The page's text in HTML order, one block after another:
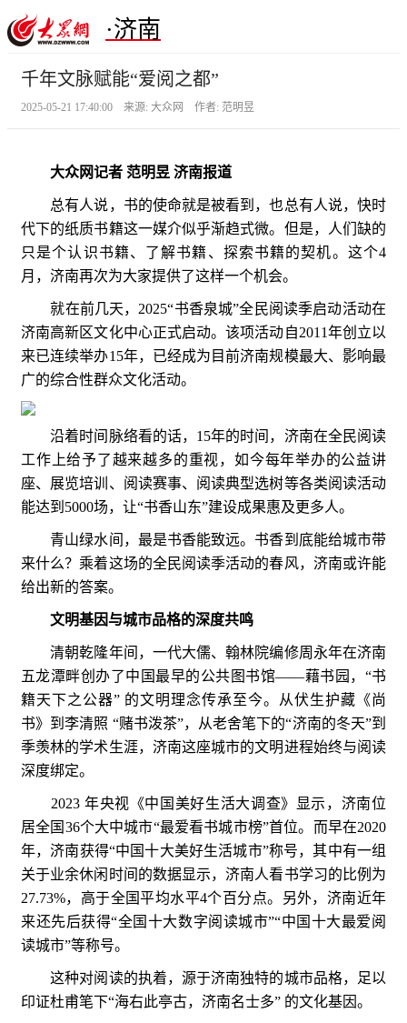
·济南
千年文脉赋能“爱阅之都”
2025-05-21 17:40:00 来源: 大众网 作者: 范明昱
大众网记者 范明昱 济南报道
总有人说，书的使命就是被看到，也总有人说，快时
代下的纸质书籍这一媒介似乎渐趋式微。但是，人们缺的
只是个认识书籍、了解书籍、探索书籍的契机。这个4
月，济南再次为大家提供了这样一个机会。
就在前几天，2025“书香泉城”全民阅读季启动活动在
济南高新区文化中心正式启动。该项活动自2011年创立以
来已连续举办15年，已经成为目前济南规模最大、影响最
广的综合性群众文化活动。
沿着时间脉络看的话，15年的时间，济南在全民阅读
工作上给予了越来越多的重视，如今每年举办的公益讲
座、展览培训、阅读赛事、阅读典型选树等各类阅读活动
能达到5000场，让“书香山东”建设成果惠及更多人。
青山绿水间，最是书香能致远。书香到底能给城市带
来什么？乘着这场的全民阅读季活动的春风，济南或许能
给出新的答案。
文明基因与城市品格的深度共鸣
清朝乾隆年间，一代大儒、翰林院编修周永年在济南
五龙潭畔创办了中国最早的公共图书馆——藉书园，“书
籍天下之公器” 的文明理念传承至今。从伏生护藏《尚
书》到李清照 “赌书泼茶”，从老舍笔下的“济南的冬天”到
季羡林的学术生涯，济南这座城市的文明进程始终与阅读
深度绑定。
2023 年央视《中国美好生活大调查》显示，济南位
居全国36个大中城市“最爱看书城市榜”首位。而早在2020
年，济南获得“中国十大美好生活城市”称号，其中有一组
关于业余休闲时间的数据显示，济南人看书学习的比例为
27.73%，高于全国平均水平4个百分点。另外，济南近年
来还先后获得“全国十大数字阅读城市”“中国十大最爱阅
读城市”等称号。
这种对阅读的执着，源于济南独特的城市品格，足以
印证杜甫笔下“海右此亭古，济南名士多” 的文化基因。